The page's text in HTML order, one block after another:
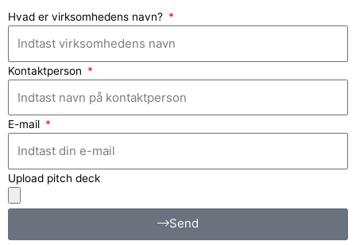
Hvad er virksomhedens navn?
Kontaktperson
E-mail
Upload pitch deck
Send